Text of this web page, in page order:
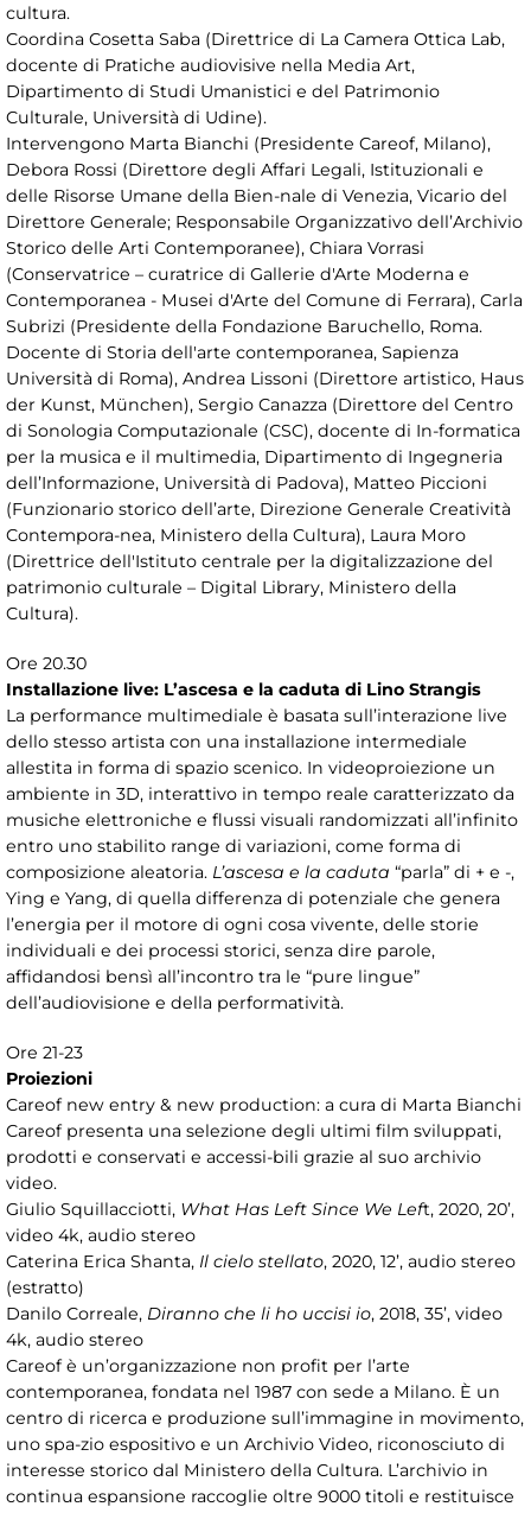
cultura.
Coordina Cosetta Saba (Direttrice di La Camera Ottica Lab,
docente di Pratiche audiovisive nella Media Art,
Dipartimento di Studi Umanistici e del Patrimonio
Culturale, Università di Udine).
Intervengono Marta Bianchi (Presidente Careof, Milano),
Debora Rossi (Direttore degli Affari Legali, Istituzionali e
delle Risorse Umane della Bien-nale di Venezia, Vicario del
Direttore Generale; Responsabile Organizzativo dell’Archivio
Storico delle Arti Contemporanee), Chiara Vorrasi
(Conservatrice – curatrice di Gallerie d'Arte Moderna e
Contemporanea - Musei d'Arte del Comune di Ferrara), Carla
Subrizi (Presidente della Fondazione Baruchello, Roma.
Docente di Storia dell'arte contemporanea, Sapienza
Università di Roma), Andrea Lissoni (Direttore artistico, Haus
der Kunst, München), Sergio Canazza (Direttore del Centro
di Sonologia Computazionale (CSC), docente di In-formatica
per la musica e il multimedia, Dipartimento di Ingegneria
dell’Informazione, Università di Padova), Matteo Piccioni
(Funzionario storico dell’arte, Direzione Generale Creatività
Contempora-nea, Ministero della Cultura), Laura Moro
(Direttrice dell'Istituto centrale per la digitalizzazione del
patrimonio culturale – Digital Library, Ministero della
Cultura).
Ore 20.30
Installazione live: L’ascesa e la caduta di Lino Strangis
La performance multimediale è basata sull’interazione live
dello stesso artista con una installazione intermediale
allestita in forma di spazio scenico. In videoproiezione un
ambiente in 3D, interattivo in tempo reale caratterizzato da
musiche elettroniche e flussi visuali randomizzati all’infinito
entro uno stabilito range di variazioni, come forma di
composizione aleatoria. L’ascesa e la caduta “parla” di + e -,
Ying e Yang, di quella differenza di potenziale che genera
l’energia per il motore di ogni cosa vivente, delle storie
individuali e dei processi storici, senza dire parole,
affidandosi bensì all’incontro tra le “pure lingue”
dell’audiovisione e della performatività.
Ore 21-23
Proiezioni
Careof new entry & new production: a cura di Marta Bianchi
Careof presenta una selezione degli ultimi film sviluppati,
prodotti e conservati e accessi-bili grazie al suo archivio
video.
Giulio Squillacciotti, What Has Left Since We Left, 2020, 20’,
video 4k, audio stereo
Caterina Erica Shanta, Il cielo stellato, 2020, 12’, audio stereo
(estratto)
Danilo Correale, Diranno che li ho uccisi io, 2018, 35’, video
4k, audio stereo
Careof è un’organizzazione non profit per l’arte
contemporanea, fondata nel 1987 con sede a Milano. È un
centro di ricerca e produzione sull’immagine in movimento,
uno spa-zio espositivo e un Archivio Video, riconosciuto di
interesse storico dal Ministero della Cultura. L’archivio in
continua espansione raccoglie oltre 9000 titoli e restituisce